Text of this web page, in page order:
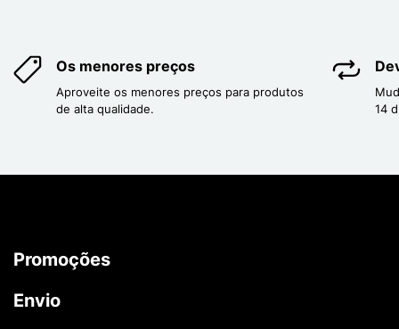
Os menores preços
Aproveite os menores preços para produtos
de alta qualidade.
14
Promoções
Envio